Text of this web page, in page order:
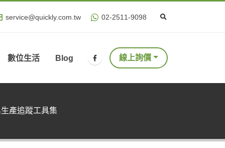
service@quickly.com.tw 02-2511-9098
數位生活 Blog 線上詢價
產追蹤工具集